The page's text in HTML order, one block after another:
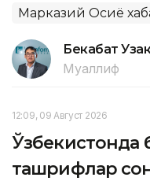
Марказий Осиё
Бекабат
Муаллиф
12:09, 09 Август 2026
Ўзбекистонда
ташрифлар